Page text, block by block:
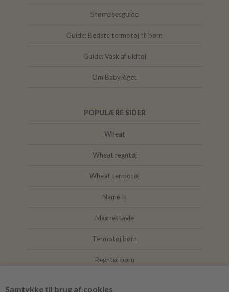
Samtykke til brug af cookies
Størrelsesguide
Guide: Bedste termotøj til børn
Guide: Vask af uldtøj
Om BabyRiget
POPULÆRE SIDER
Wheat
Wheat regntøj
Wheat termotøj
Name It
Magnettavle
Termotøj børn
Regntøj børn